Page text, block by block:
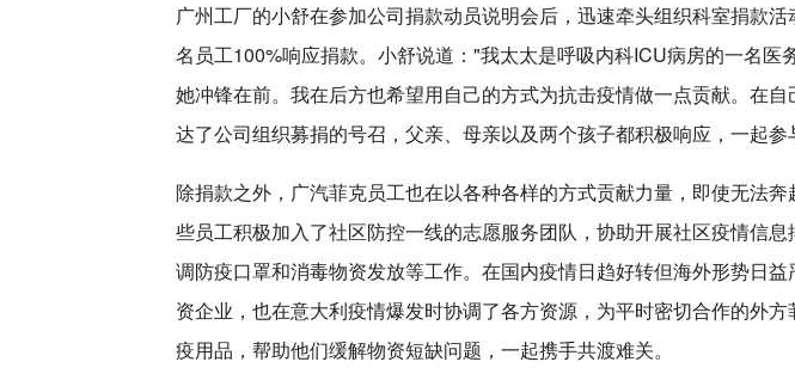
广州工厂的小舒在参加公司捐款动员说明会后，迅速牵头组织科室捐款
名员工100%响应捐款。小舒说道："我太太是呼吸内科ICU病房的一名医
她冲锋在前。我在后方也希望用自己的方式为抗击疫情做一点贡献。在
达了公司组织募捐的号召，父亲、母亲以及两个孩子都积极响应，一起
除捐款之外，广汽菲克员工也在以各种各样的方式贡献力量，即使无法
些员工积极加入了社区防控一线的志愿服务团队，协助开展社区疫情信
调防疫口罩和消毒物资发放等工作。在国内疫情日趋好转但海外形势日
资企业，也在意大利疫情爆发时协调了各方资源，为平时密切合作的外
疫用品，帮助他们缓解物资短缺问题，一起携手共渡难关。